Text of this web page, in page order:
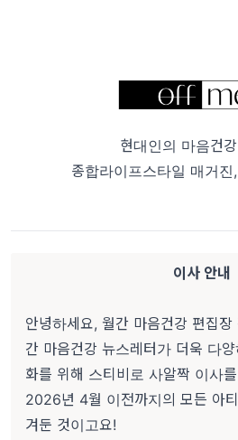
현대인의 마음건
종합라이프스타일 매거
이사 안내
안녕하세요, 월간 마음건강 편집
간 마음건강 뉴스레터가 더욱 다
화를 위해 스티비로 사알짝 이사
2026년 4월 이전까지의 모든 아
겨둔 것이고요!